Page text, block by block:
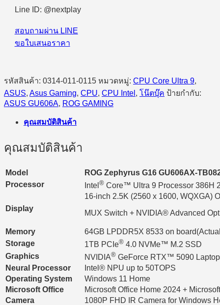
G16
GU606AX-
Intel
Core
SSD/16.0"
2.5K
OLED/RTX5090
24GB/Windows
Home
ชิ้น
Line ID: @nextplay
สอบถามผ่าน LINE
ขอใบเสนอราคา
รหัสสินค้า: 0314-011-0115 หมวดหมู่: CPU Core Ultra 9,
ASUS, Asus Gaming, CPU, CPU Intel , โน๊ตบุ๊ค ป้ายกำกับ:
ASUS GU606A, ROG GAMING
คุณสมบัติสินค้า
คุณสมบัติสินค้า
Model
ROG Zephyrus G16 GU606AX-
Processor
Intel ® Core™ Ultra 9 Processor 386H
Display
16-inch 2.5K (2560 x 1600, WQXGA)
MUX Switch + NVIDIA® Advanced
Memory
64GB LPDDR5X 8533 on
Storage
1TB PCIe® 4.0 NVMe™ M.2 SSD
Graphics
NVIDIA® GeForce RTX™ 5090
Neural Processor
Intel® NPU up to 50TOPS
Operating System
Windows 11 Home
Microsoft Office
Microsoft Office Home 2024 +
Camera
1080P FHD IR Camera for Windows